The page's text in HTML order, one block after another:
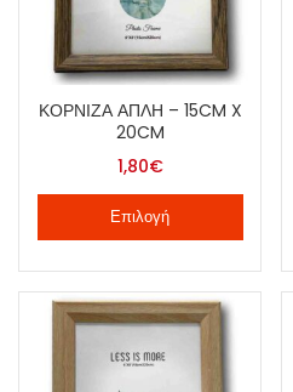
ΚΟΡΝΊΖΑ ΑΠΛΉ – 15CM X
20CM
1,80€
Επιλογή